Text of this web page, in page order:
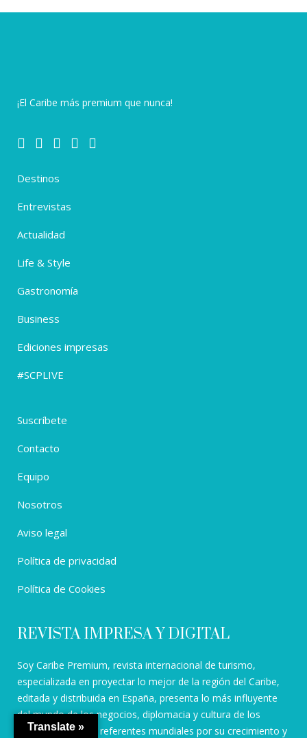
¡El Caribe más premium que nunca!
Destinos
Entrevistas
Actualidad
Life & Style
Gastronomía
Business
Ediciones impresas
#SCPLIVE
Suscríbete
Contacto
Equipo
Nosotros
Aviso legal
Política de privacidad
Política de Cookies
REVISTA IMPRESA Y DIGITAL
Soy Caribe Premium, revista internacional de turismo,
especializada en proyectar lo mejor de la región del Caribe,
editada y distribuida en España, presenta lo más influyente
del mundo de los negocios, diplomacia y cultura de los
países principales, referentes mundiales por su crecimiento y
Translate »